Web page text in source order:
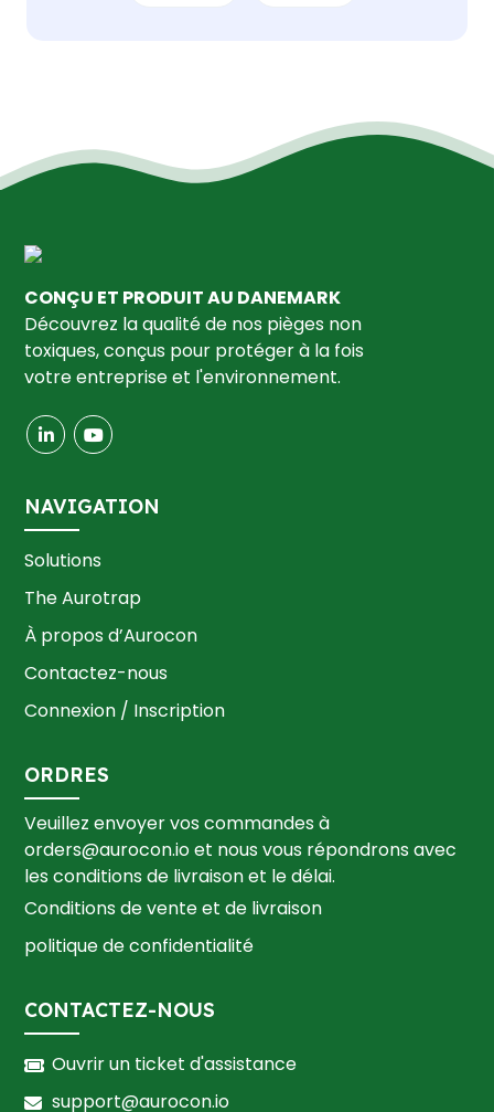
CONÇU ET PRODUIT AU DANEMARK
Découvrez la qualité de nos pièges non
toxiques, conçus pour protéger à la fois
votre entreprise et l'environnement.
NAVIGATION
Solutions
The Aurotrap
À propos d’Aurocon
Contactez-nous
Connexion / Inscription
ORDRES
Veuillez envoyer vos commandes à
orders@aurocon.ioet nous vous répondrons avec
les conditions de livraison et le délai.
Conditions de vente et de livraison
politique de confidentialité
CONTACTEZ-NOUS
Ouvrir un ticket d'assistance
support@aurocon.io